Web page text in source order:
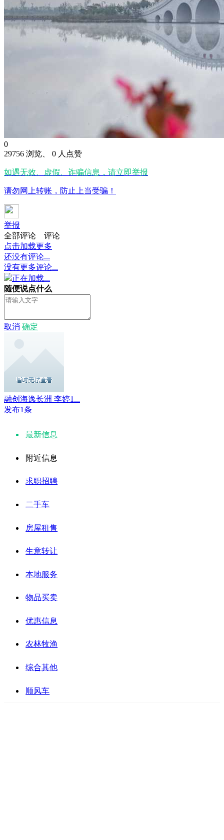
0
29756 浏览、 0 人点赞
如遇无效、虚假、诈骗信息，请立即举报
请勿网上转账，防止上当受骗！
举报
全部评论
评论
点击加载更多
还没有评论...
没有更多评论...
正在加载...
随便说点什么
取消 确定
融创海逸长洲 李婷1...
发布1条
最新信息
附近信息
求职招聘
二手车
房屋租售
生意转让
本地服务
物品买卖
优惠信息
农林牧渔
综合其他
顺风车